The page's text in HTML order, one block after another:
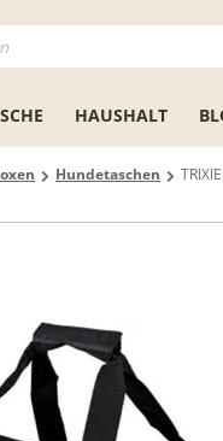
HAUSHALT
Hundetaschen